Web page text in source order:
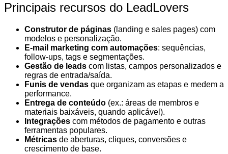
Principais recursos do LeadLovers
Construtor de páginas (landing e sales pages) com
modelos e personalização.
E-mail marketing com automações: sequências,
follow-ups, tags e segmentações.
Gestão de leads com listas, campos personalizados e
regras de entrada/saída.
Funis de vendas que organizam as etapas e medem a
performance.
Entrega de conteúdo (ex.: áreas de membros e
materiais baixáveis, quando aplicável).
Integrações com métodos de pagamento e outras
ferramentas populares.
Métricas de aberturas, cliques, conversões e
crescimento de base.